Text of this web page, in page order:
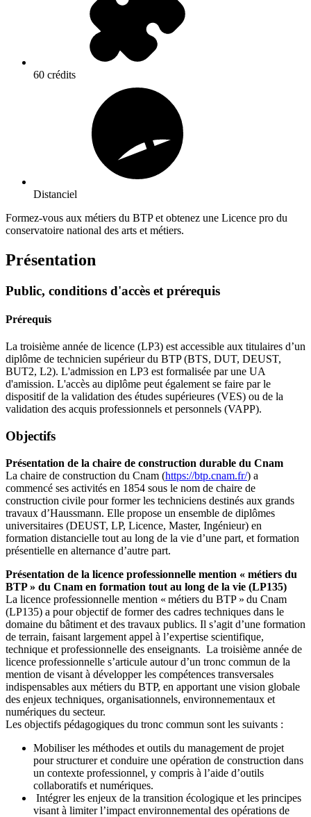
60 crédits
Distanciel
Formez-vous aux métiers du BTP et obtenez une Licence pro du
conservatoire national des arts et métiers.
Présentation
Public, conditions d'accès et prérequis
Prérequis
La troisième année de licence (LP3) est accessible aux titulaires d’un
diplôme de technicien supérieur du BTP (BTS, DUT, DEUST,
BUT2, L2). L'admission en LP3 est formalisée par une UA
d'amission. L'accès au diplôme peut également se faire par le
dispositif de la validation des études supérieures (VES) ou de la
validation des acquis professionnels et personnels (VAPP).
Objectifs
Présentation de la chaire de construction durable du Cnam
La chaire de construction du Cnam (https://btp.cnam.fr/) a
commencé ses activités en 1854 sous le nom de chaire de
construction civile pour former les techniciens destinés aux grands
travaux d’Haussmann. Elle propose un ensemble de diplômes
universitaires (DEUST, LP, Licence, Master, Ingénieur) en
formation distancielle tout au long de la vie d’une part, et formation
présentielle en alternance d’autre part.
Présentation de la licence professionnelle mention « métiers du
BTP » du Cnam en formation tout au long de la vie (LP135)
La licence professionnelle mention « métiers du BTP » du Cnam
(LP135) a pour objectif de former des cadres techniques dans le
domaine du bâtiment et des travaux publics. Il s’agit d’une formation
de terrain, faisant largement appel à l’expertise scientifique,
technique et professionnelle des enseignants. La troisième année de
licence professionnelle s’articule autour d’un tronc commun de la
mention de visant à développer les compétences transversales
indispensables aux métiers du BTP, en apportant une vision globale
des enjeux techniques, organisationnels, environnementaux et
numériques du secteur.
Les objectifs pédagogiques du tronc commun sont les suivants :
Mobiliser les méthodes et outils du management de projet
pour structurer et conduire une opération de construction dans
un contexte professionnel, y compris à l’aide d’outils
collaboratifs et numériques.
Intégrer les enjeux de la transition écologique et les principes
visant à limiter l’impact environnemental des opérations de